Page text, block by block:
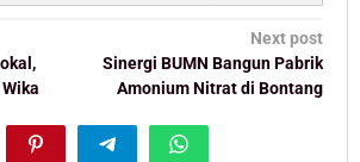
Next post
Sinergi BUMN Bangun Pabrik
Amonium Nitrat di Bontang